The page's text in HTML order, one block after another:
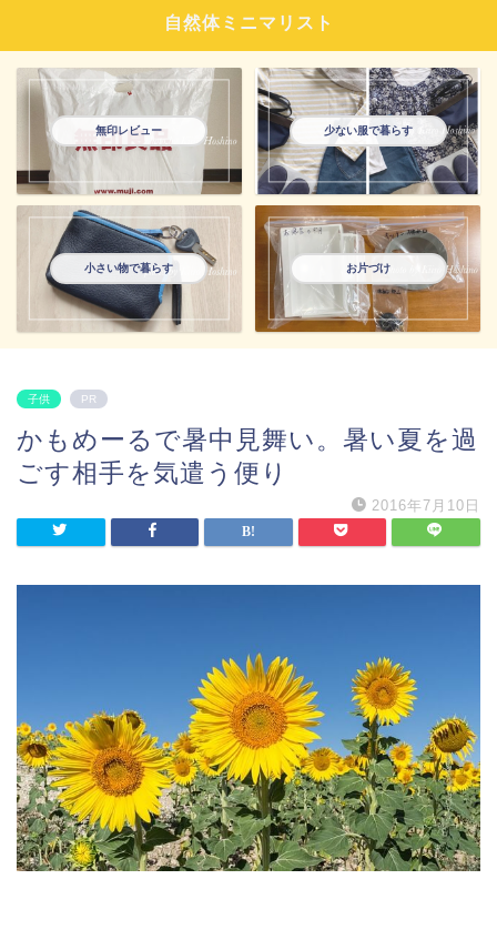
自然体ミニマリスト
無印レビュー 少ない服で暮らす
小さい物で暮らす お片づけ
子供 PR
かもめーるで暑中見舞い。暑い夏を過
ごす相手を気遣う便り
2016年7月10日